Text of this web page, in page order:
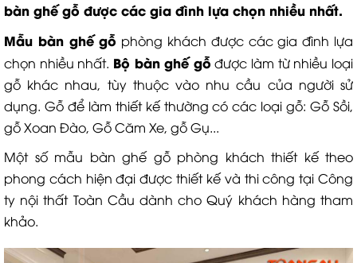
bàn ghế gỗ được các gia đình lựa chọn nhiều nhất.
Mẫu bàn ghế gỗ phòng khách được các gia đình lựa
chọn nhiều nhất. Bộ bàn ghế gỗ được làm từ nhiều loại
gỗ khác nhau, tùy thuộc vào nhu cầu của người sử
dụng. Gỗ để làm thiết kế thường có các loại gỗ: Gỗ Sồi,
gỗ Xoan Đào, Gỗ Căm Xe, gỗ Gụ...
Một số mẫu bàn ghế gỗ phòng khách thiết kế theo
phong cách hiện đại được thiết kế và thi công tại Công
ty nội thất Toàn Cầu dành cho Quý khách hàng tham
khảo.